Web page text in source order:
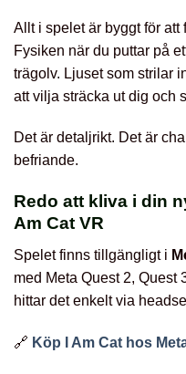
Allt i spelet är byggt för att
Fysiken när du puttar på
trägolv. Ljuset som strilar
att vilja sträcka ut dig och
Det är detaljrikt. Det är
befriande.
Redo att kliva i din
Am Cat VR
Spelet finns tillgängligt i
med Meta Quest 2, Quest
hittar det enkelt via
🔗 Köp I Am Cat hos